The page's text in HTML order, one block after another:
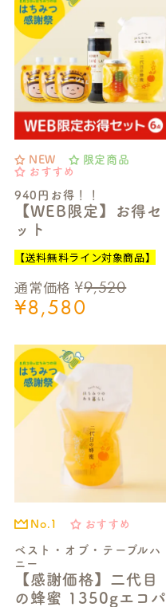
940円お得！！
【WEB限定】お得セ
ット
NEW
限定商品
おすすめ
通常価格 ¥9,520
¥8,580
【送料無料ライン対象商品】
ベスト・オブ・テーブルハ
ニー
【感謝価格】二代目
の蜂蜜 1350gエコパ
No.1 おすすめ